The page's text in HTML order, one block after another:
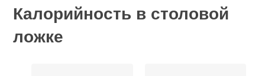
Калорийность в столовой
ложке